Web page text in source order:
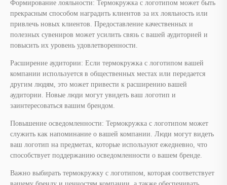
другим людям, это может привести к расширению вашей
аудитории. Новые люди могут увидеть ваш логотип и
заинтересоваться вашим брендом.
Повышение осведомленности: Термокружка с логотипом может
служить как напоминание о вашей компании. Люди могут видеть
ваш логотип на предметах, которые используют ежедневно, что
способствует поддержанию осведомленности о вашем бренде.
Важно выбирать термокружку с логотипом, которая соответствует
вашему бренду и ценностям компании, а также обеспечивать
высокое качество товаров. Каждый сувенир должен быть
предметом, который получатели будут рады получить и
использовать, таким образом, усиливая воздействие вашего
бренда.
Производство термокружек с